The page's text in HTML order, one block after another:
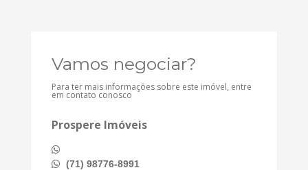
Vamos negociar?
Para ter mais informações sobre este imóvel, entre
em contato conosco
Prospere Imóveis
(71) 98776-8991